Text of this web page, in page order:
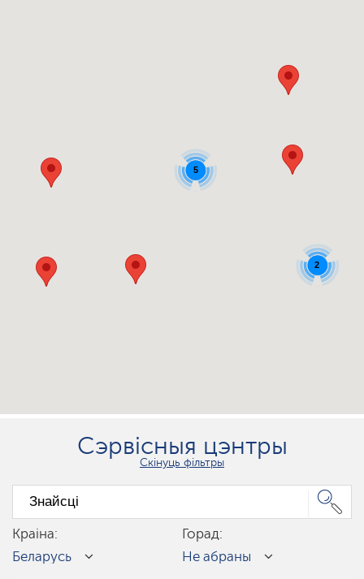
5
2
Сэрвісныя цэнтры
Скінуць фільтры
Краіна:
Беларусь
Горад:
Не абраны